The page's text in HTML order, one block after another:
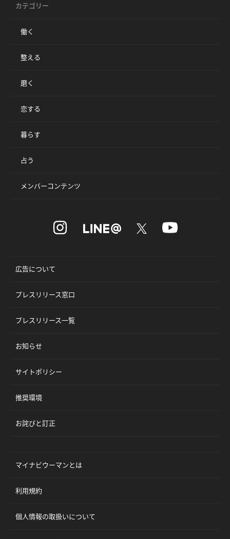
カテゴリー
働く
整える
磨く
恋する
暮らす
占う
メンバーコンテンツ
広告について
プレスリリース窓口
プレスリリース一覧
お知らせ
サイトポリシー
推奨環境
お詫びと訂正
マイナビウーマンとは
利用規約
個人情報の取扱いについて